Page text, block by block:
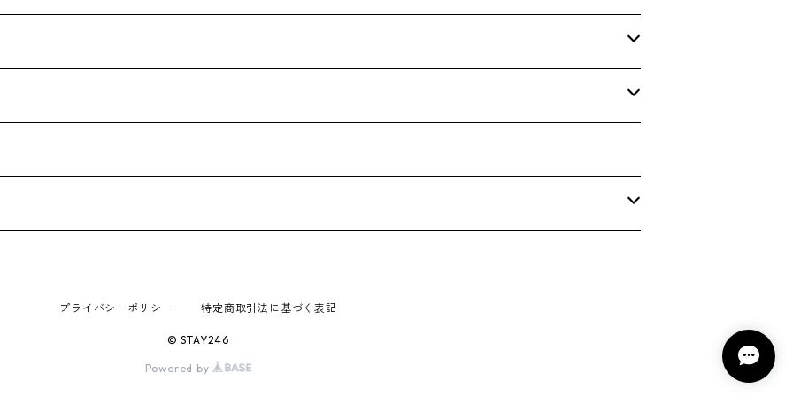
プライバシーポリシー 特定商取引法に基づく表記
© STAY246
Powered by